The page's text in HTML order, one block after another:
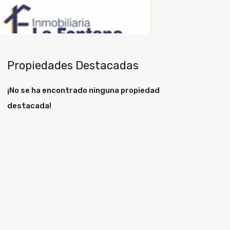
Propiedades Destacadas
¡No se ha encontrado ninguna propiedad
destacada!